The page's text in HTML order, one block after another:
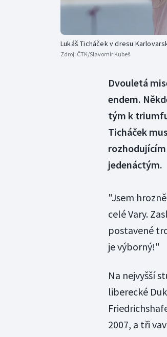
Lukáš Ticháček v dresu
Zdroj: ČTK/Slavomír Kubeš
Dvouletá
endem.
tým k
Ticháček
jedenáctým.
"Jsem
celé Vary.
postavené
je výborný!"
Na nejvyšší
liberecké
2007, a tři